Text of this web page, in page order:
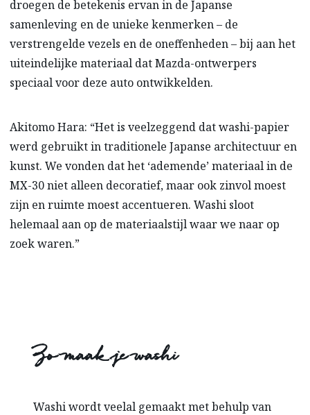
droegen de betekenis ervan in de Japanse
samenleving en de unieke kenmerken – de
verstrengelde vezels en de oneffenheden – bij aan het
uiteindelijke materiaal dat Mazda-ontwerpers
speciaal voor deze auto ontwikkelden.
Akitomo Hara: “Het is veelzeggend dat washi-papier
werd gebruikt in traditionele Japanse architectuur en
kunst. We vonden dat het ‘ademende’ materiaal in de
MX-30 niet alleen decoratief, maar ook zinvol moest
zijn en ruimte moest accentueren. Washi sloot
helemaal aan op de materiaalstijl waar we naar op
zoek waren.”
Zo maak je washi
Washi wordt veelal gemaakt met behulp van